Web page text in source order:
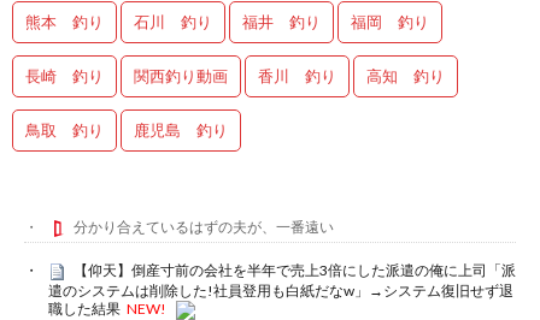
熊本 釣り 石川 釣り 福井 釣り 福岡 釣り
長崎 釣り 関西釣り動画 香川 釣り 高知 釣り
鳥取 釣り 鹿児島 釣り
分かり合えているはずの夫が、一番遠い
【仰天】倒産寸前の会社を半年で売上3倍にした派遣の俺に上司「派
遣のシステムは削除した!社員登用も白紙だなw」→システム復旧せず退
職した結果 NEW!